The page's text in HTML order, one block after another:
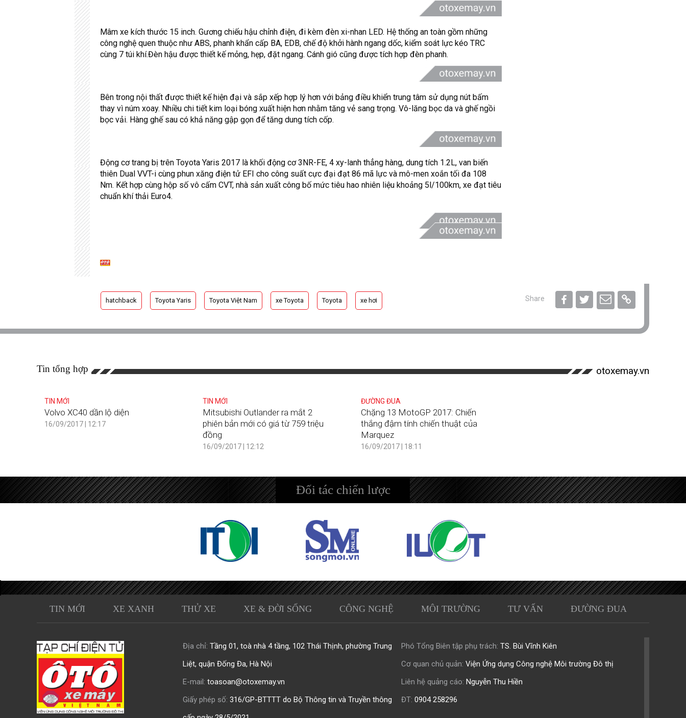
Mâm xe kích thước 15 inch. Gương chiếu hậu chỉnh điện, đi kèm đèn xi-nhan LED. Hệ thống an toàn gồm những
công nghệ quen thuộc như ABS, phanh khẩn cấp BA, EDB, chế độ khởi hành ngang dốc, kiểm soát lực kéo TRC
cùng 7 túi khí.Đèn hậu được thiết kế mỏng, hẹp, đặt ngang. Cánh gió cũng được tích hợp đèn phanh.
Bên trong nội thất được thiết kế hiện đại và sắp xếp hợp lý hơn với bảng điều khiển trung tâm sử dụng nút bấm
thay vì núm xoay. Nhiều chi tiết kim loại bóng xuất hiện hơn nhằm tăng vẻ sang trọng. Vô-lăng bọc da và ghế ngồi
bọc vải. Hàng ghế sau có khả năng gập gọn để tăng dung tích cốp.
Động cơ trang bị trên Toyota Yaris 2017 là khối động cơ 3NR-FE, 4 xy-lanh thẳng hàng, dung tích 1.2L, van biến
thiên Dual VVT-i cùng phun xăng điện tử EFI cho công suất cực đại đạt 86 mã lực và mô-men xoắn tối đa 108
Nm. Kết hợp cùng hộp số vô cấm CVT, nhà sản xuất công bố mức tiêu hao nhiên liệu khoảng 5l/100km, xe đạt tiêu
chuẩn khí thải Euro4.
hatchback Toyota Yaris Toyota Việt Nam xe Toyota Toyota xe hơi Share
Tin tổng hợp otoxemay.vn
TIN MỚI
Volvo XC40 dần lộ diện
16/09/2017 | 12:17
TIN MỚI
Mitsubishi Outlander ra mắt 2
phiên bản mới có giá từ 759 triệu
đồng
16/09/2017 | 12:12
ĐƯỜNG ĐUA
Chặng 13 MotoGP 2017: Chiến
thắng đậm tính chiến thuật của
Marquez
16/09/2017 | 18:11
Đối tác chiến lược
TIN MỚI XE XANH THỬ XE XE & ĐỜI SỐNG CÔNG NGHỆ MÔI TRƯỜNG TƯ VẤN ĐƯỜNG ĐUA
Địa chỉ: Tầng 01, toà nhà 4 tầng, 102 Thái Thịnh, phường Trung
Liệt, quận Đống Đa, Hà Nội
E-mail: toasoan@otoxemay.vn
Giấy phép số: 316/GP-BTTTT do Bộ Thông tin và Truyền thông
Phó Tổng Biên tập phụ trách: TS. Bùi Vĩnh Kiên
Cơ quan chủ quản: Viện Ứng dụng Công nghệ Môi trường Đô thị
Liên hệ quảng cáo: Nguyễn Thu Hiền
ĐT: 0904 258296